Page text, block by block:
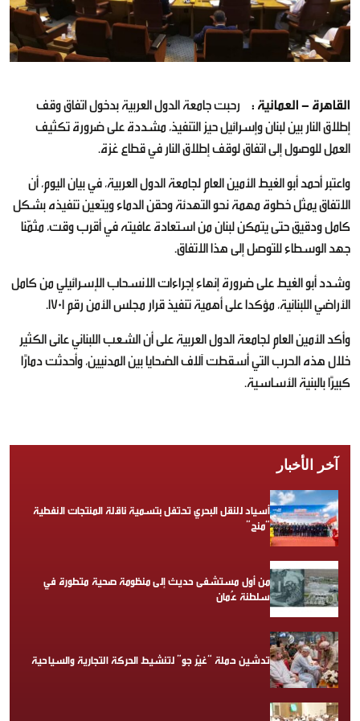
القاهرة - العمانية :
رحبت جامعة الدول العربية بدخول اتفاق وقف
إطلاق النار بين لبنان وإسرائيل حيز التنفيذ، مشددة على ضرورة تكثيف
العمل للوصول إلى اتفاق لوقف إطلاق النار في قطاع غزة.
واعتبر أحمد أبو الغيط الأمين العام لجامعة الدول العربية، في بيان اليوم، أن
الاتفاق يمثل خطوة مهمة نحو التهدئة وحقن الدماء ويتعين تنفيذه بشكل
كامل ودقيق حتى يتمكن لبنان من استعادة عافيته في أقرب وقت، مثمّنا
جهد الوسطاء للتوصل إلى هذا الاتفاق.
وشدد أبو الغيط على ضرورة إنهاء إجراءات الانسحاب الإسرائيلي من كامل
الأراضي اللبنانية، مؤكدا على أهمية تنفيذ قرار مجلس الأمن رقم 1701.
وأكد الأمين العام لجامعة الدول العربية على أن الشعب اللبناني عانى الكثير
خلال هذه الحرب التي أسقطت آلاف الضحايا بين المدنيين، وأحدثت دمارًا
كبيرًا بالبنية الأساسية.
آخر الأخبار
أسياد للنقل البحري تحتفل بتسمية ناقلة المنتجات النفطية
“منح”
من أول مستشفى حديث إلى منظومة صحية متطورة في
سلطنة عُمان
تدشين حملة “غيّر جو” لتنشيط الحركة التجارية والسياحية